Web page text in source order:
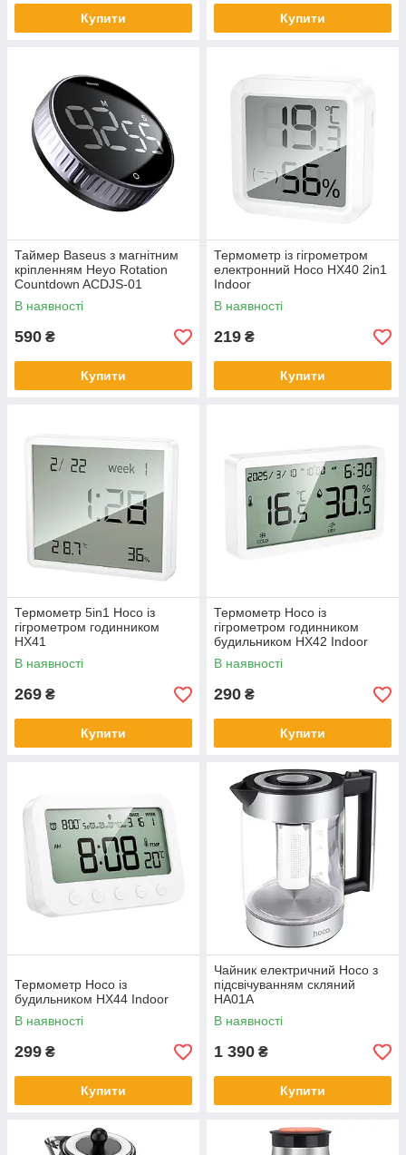
Купити Купити
Таймер Baseus з магнітним
кріпленням Heyo Rotation
Countdown ACDJS-01
В наявності
590 ₴
Купити
Термометр із гігрометром
електронний Hoco HX40 2in1
Indoor
В наявності
219 ₴
Купити
Термометр 5in1 Hoco із
гігрометром годинником
HX41
В наявності
269 ₴
Купити
Термометр Hoco із
гігрометром годинником
будильником HX42 Indoor
В наявності
290 ₴
Купити
Термометр Hoco із
будильником HX44 Indoor
В наявності
299 ₴
Купити
Чайник електричний Hoco з
підсвічуванням скляний
HA01A
В наявності
1 390 ₴
Купити